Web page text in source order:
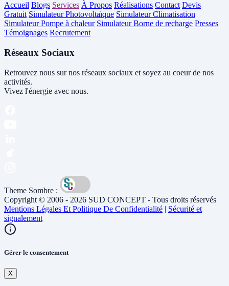
Accueil Blogs Services À Propos Réalisations Contact Devis
Gratuit Simulateur Photovoltaïque Simulateur Climatisation
Simulateur Pompe à chaleur Simulateur Borne de recharge Presses
Témoignages Recrutement
Réseaux Sociaux
Retrouvez nous sur nos réseaux sociaux et soyez au coeur de nos
activités.
Vivez l'énergie avec nous.
Theme Sombre :
Copyright © 2006 - 2026 SUD CONCEPT - Tous droits réservés
Mentions Légales Et Politique De Confidentialité | Sécurité et
signalement
Gérer le consentement
X